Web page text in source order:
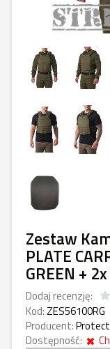
Zestaw
PLATE
GREEN +
Dodaj recenzję:
Kod:ZES56100RG
Producent:
Dostępność: